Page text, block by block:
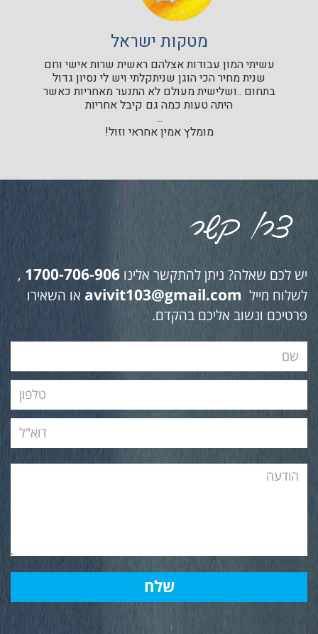
מטקות ישראל
עשיתי המון עבודות אצלהם ראשית שרות אישי וחם
שנית מחיר הכי הוגן שניתקלתי ויש לי נסיון גדול
בתחום ..ושלישית מעולם לא התנער מאחריות כאשר
היתה טעות כמה גם קיבל אחריות
...
מומלץ אמין אחראי וזול!
יש לכם שאלה? ניתן להתקשר אלינו 1700-706-906
,
לשלוח מייל avivit103@gmail.com או השאירו
פרטיכם ונשוב אליכם בהקדם.